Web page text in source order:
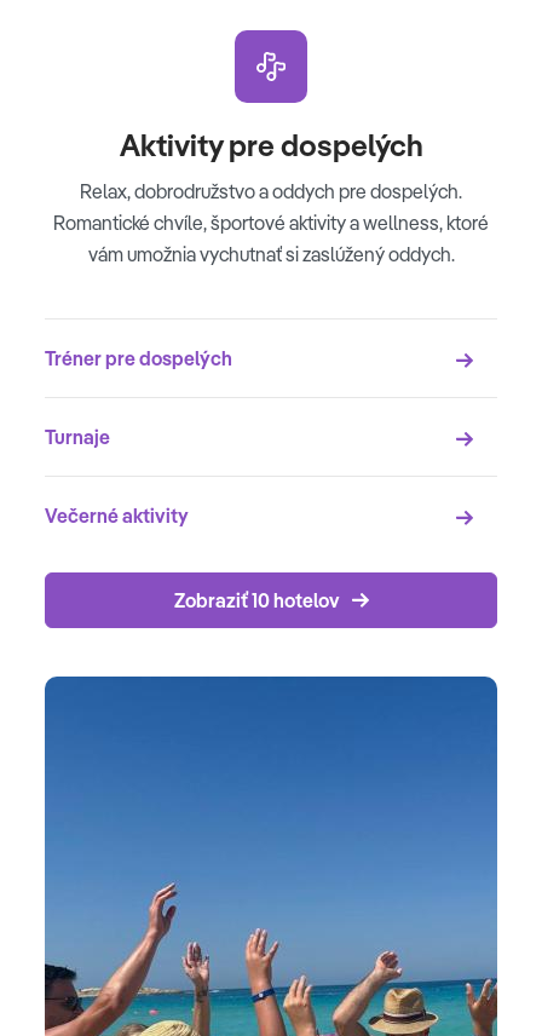
Aktivity pre dospelých
Relax, dobrodružstvo a oddych pre dospelých.
Romantické chvíle, športové aktivity a wellness, ktoré
vám umožnia vychutnať si zaslúžený oddych.
Tréner pre dospelých
Turnaje
Večerné aktivity
Zobraziť 10 hotelov